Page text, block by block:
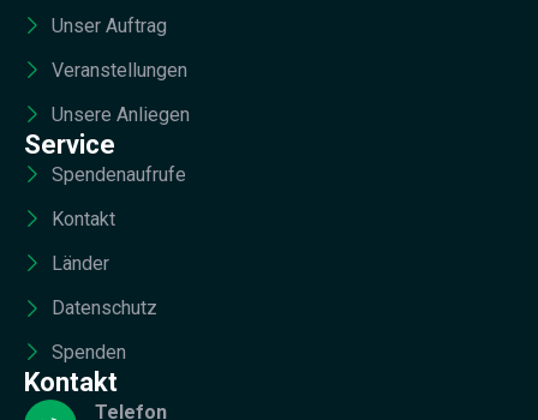
Unser Auftrag
Veranstellungen
Unsere Anliegen
Service
Spendenaufrufe
Kontakt
Länder
Datenschutz
Spenden
Kontakt
Telefon